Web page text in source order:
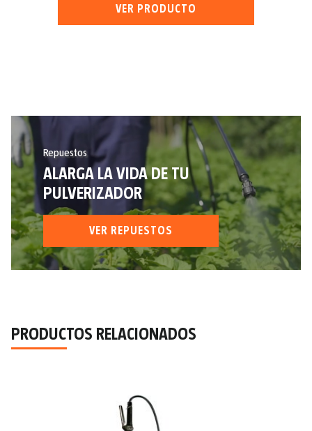
VER PRODUCTO
Repuestos
ALARGA LA VIDA DE TU
PULVERIZADOR
VER REPUESTOS
PRODUCTOS RELACIONADOS